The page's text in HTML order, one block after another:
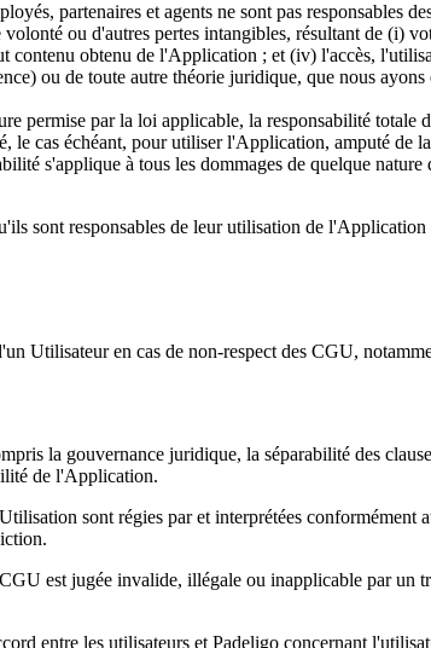
partenaires et agents ne sont pas responsables
ou d'autres pertes intangibles, résultant de (i)
obtenu de l'Application ; et (iv) l'accès,
ou de toute autre théorie juridique, que nous
permise par la loi applicable, la responsabilité
le cas échéant, pour utiliser l'Application, amputé de
s'applique à tous les dommages de quelque
sont responsables de leur utilisation de
Utilisateur en cas de non-respect des CGU,
la gouvernance juridique, la séparabilité des
de l'Application.
sont régies par et interprétées
est jugée invalide, illégale ou inapplicable par un
entre les utilisateurs et Padeligo concernant